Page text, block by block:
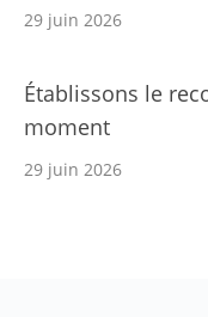
29 juin 2026
Établissons le
moment
29 juin 2026